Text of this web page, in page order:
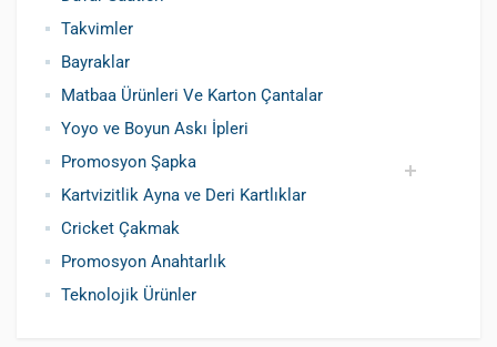
Takvimler
Bayraklar
Matbaa Ürünleri Ve Karton Çantalar
Yoyo ve Boyun Askı İpleri
Promosyon Şapka
Pamuklu Şapka
Polyester Şapka
Baskılı Şapka Toptan
Kartvizitlik Ayna ve Deri Kartlıklar
Cricket Çakmak
Promosyon Anahtarlık
Teknolojik Ürünler